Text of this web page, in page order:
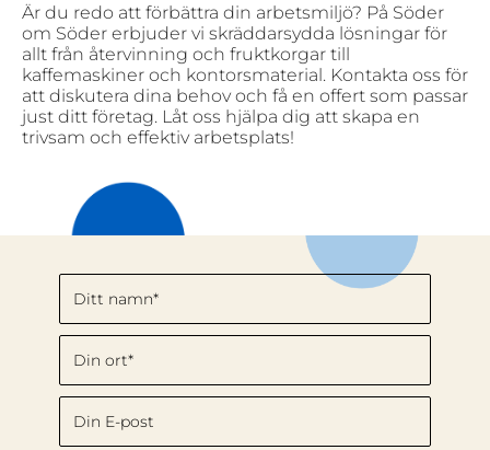
Är du redo att förbättra din arbetsmiljö? På Söder
om Söder erbjuder vi skräddarsydda lösningar för
allt från återvinning och fruktkorgar till
kaffemaskiner och kontorsmaterial. Kontakta oss för
att diskutera dina behov och få en offert som passar
just ditt företag. Låt oss hjälpa dig att skapa en
trivsam och effektiv arbetsplats!